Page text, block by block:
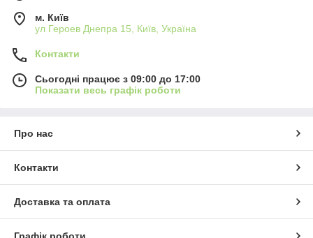
м. Київ
ул Героев Днепра 15, Київ, Україна
Контакти
Сьогодні працює з 09:00 до 17:00
Показати весь графік роботи
Про нас
Контакти
Доставка та оплата